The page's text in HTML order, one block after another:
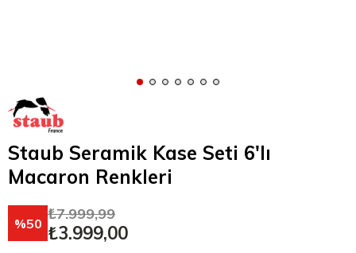
Staub Seramik Kase Seti 6'lı
Macaron Renkleri
50
₺7.999,99
₺3.999,00